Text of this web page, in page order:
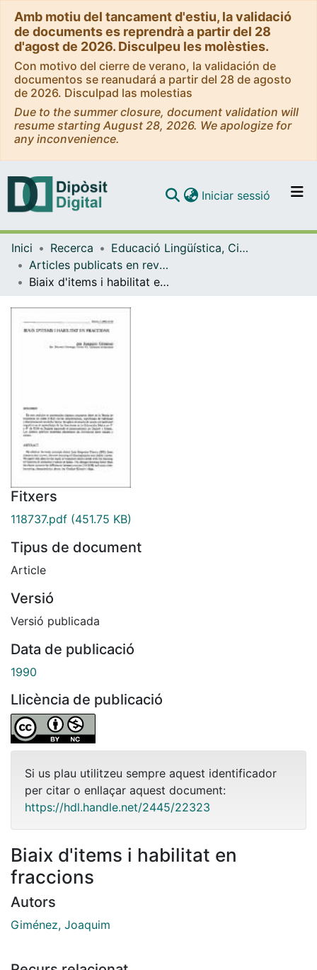
Amb motiu del tancament d'estiu, la validació
de documents es reprendrà a partir del 28
d'agost de 2026. Disculpeu les molèsties.
Con motivo del cierre de verano, la validación de
documentos se reanudará a partir del 28 de agosto
de 2026. Disculpad las molestias
Due to the summer closure, document validation will
resume starting August 28, 2026. We apologize for
any inconvenience.
Navega per tot el DD
Iniciar sessió (current)
Inici Recerca
Educació Lingüística, Científica i Matemàtica
Articles publicats en revistes (Educació Lingüística, Científica i Matemàtica)
Biaix d'items i habilitat en fraccions
Fitxers
118737.pdf (451.75 KB)
Tipus de document
Article
Versió
Versió publicada
Data de publicació
1990
Llicència de publicació
Si us plau utilitzeu sempre aquest identificador
per citar o enllaçar aquest document:
https://hdl.handle.net/2445/22323
Biaix d'items i habilitat en
fraccions
Autors
Giménez, Joaquim